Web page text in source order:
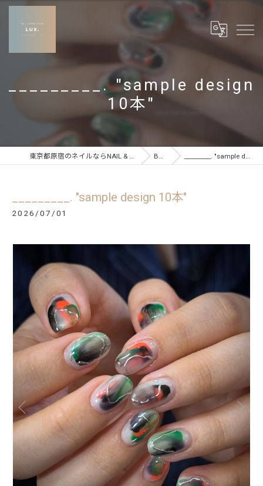
_________. "sample design
10本"
東京都原宿のネイルならNAIL & CARE SALON LUX BLOG _________. "sample design 10本"
_________. "sample design 10本"
2026/07/01